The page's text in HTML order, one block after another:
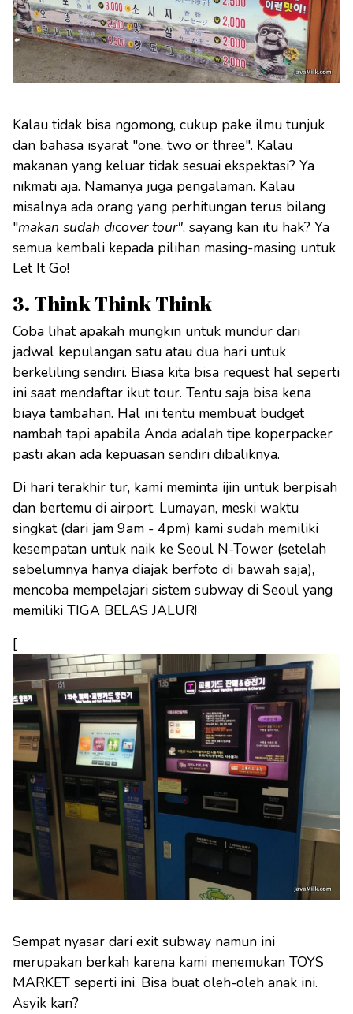
Kalau tidak bisa ngomong, cukup pake ilmu tunjuk
dan bahasa isyarat "one, two or three". Kalau
makanan yang keluar tidak sesuai ekspektasi? Ya
nikmati aja. Namanya juga pengalaman. Kalau
misalnya ada orang yang perhitungan terus bilang
"makan sudah dicover tour", sayang kan itu hak? Ya
semua kembali kepada pilihan masing-masing untuk
Let It Go!
3. Think Think Think
Coba lihat apakah mungkin untuk mundur dari
jadwal kepulangan satu atau dua hari untuk
berkeliling sendiri. Biasa kita bisa request hal seperti
ini saat mendaftar ikut tour. Tentu saja bisa kena
biaya tambahan. Hal ini tentu membuat budget
nambah tapi apabila Anda adalah tipe koperpacker
pasti akan ada kepuasan sendiri dibaliknya.
Di hari terakhir tur, kami meminta ijin untuk berpisah
dan bertemu di airport. Lumayan, meski waktu
singkat (dari jam 9am - 4pm) kami sudah memiliki
kesempatan untuk naik ke Seoul N-Tower (setelah
sebelumnya hanya diajak berfoto di bawah saja),
mencoba mempelajari sistem subway di Seoul yang
memiliki TIGA BELAS JALUR!
[
Sempat nyasar dari exit subway namun ini
merupakan berkah karena kami menemukan TOYS
MARKET seperti ini. Bisa buat oleh-oleh anak ini.
Asyik kan?